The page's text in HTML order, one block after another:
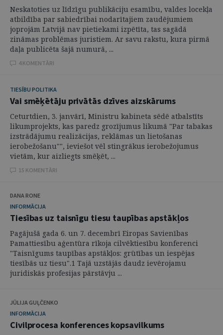
Neskatoties uz līdzīgu publikāciju esamību, valdes locekļa
atbildība par sabiedrībai nodarītajiem zaudējumiem
joprojām Latvijā nav pietiekami izpētīta, tas sagādā
zināmas problēmas juristiem. Ar savu rakstu, kura pirmā
daļa publicēta šajā numurā, ...
4 KOMENTĀRI
TIESĪBU POLITIKA
Vai smēķētāju privātās dzīves aizskārums
Ceturtdien, 3. janvārī, Ministru kabineta sēdē atbalstīts
likumprojekts, kas paredz grozījumus likumā "Par tabakas
izstrādājumu realizācijas, reklāmas un lietošanas
ierobežošanu"", ieviešot vēl stingrākus ierobežojumus
vietām, kur aizliegts smēķēt, ...
15 KOMENTĀRI
DANA RONE
INFORMĀCIJA
Tiesības uz taisnīgu tiesu taupības apstākļos
Pagājušā gada 6. un 7. decembrī Eiropas Savienības
Pamattiesību aģentūra rīkoja cilvēktiesību konferenci
"Taisnīgums taupības apstākļos: grūtības un iespējas
tiesībās uz tiesu".1 Tajā uzstājās daudz ievērojamu
juridiskās profesijas pārstāvju ...
JŪLIJA GUĻČENKO
INFORMĀCIJA
Civilprocesa konferences kopsavilkums